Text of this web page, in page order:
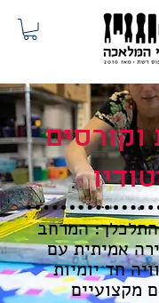
סדנאות וקורסים
המרחב
אמיתית עם
חד יומיות
מקצועיים